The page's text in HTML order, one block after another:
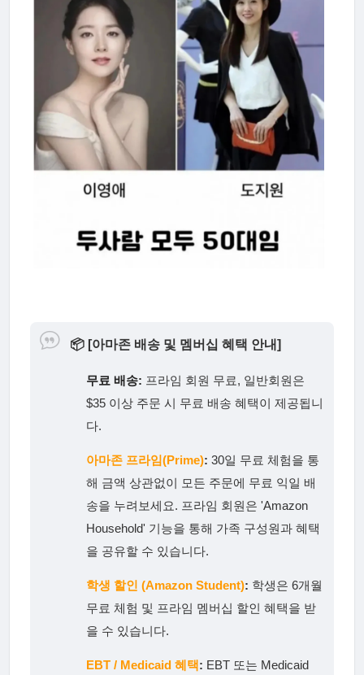
📦 [아마존 배송 및 멤버십 혜택 안내]
무료 배송: 프라임 회원 무료, 일반회원은
$35 이상 주문 시 무료 배송 혜택이 제공됩니
다.
아마존 프라임(Prime): 30일 무료 체험을 통
해 금액 상관없이 모든 주문에 무료 익일 배
송을 누려보세요. 프라임 회원은 'Amazon
Household' 기능을 통해 가족 구성원과 혜택
을 공유할 수 있습니다.
학생 할인 (Amazon Student): 학생은 6개월
무료 체험 및 프라임 멤버십 할인 혜택을 받
을 수 있습니다.
EBT / Medicaid 혜택: EBT 또는 Medicaid